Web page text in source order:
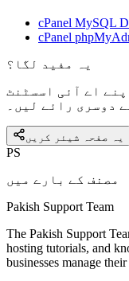
cPanel MySQL
cPanel
یہ مفید لگا؟
اے آئی اسسٹنٹ
دوسری رائے لیں۔
یہ صفحہ شیئر کریں
PS
مصنف کے بارے میں
Pakish Support Team
The Pakish Support
hosting tutorials, and
businesses manage